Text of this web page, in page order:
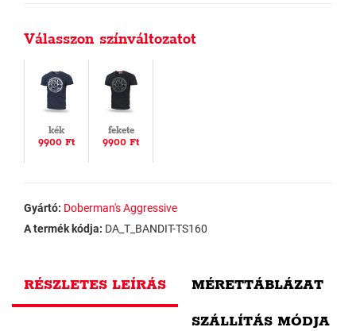
Válasszon színváltozatot
kék
9900 Ft
fekete
9900 Ft
Gyártó: Doberman's Aggressive
A termék kódja: DA_T_BANDIT-TS160
RÉSZLETES LEÍRÁS MÉRETTÁBLÁZAT
SZÁLLÍTÁS MÓDJA